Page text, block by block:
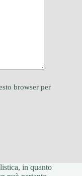
browser per
in quanto